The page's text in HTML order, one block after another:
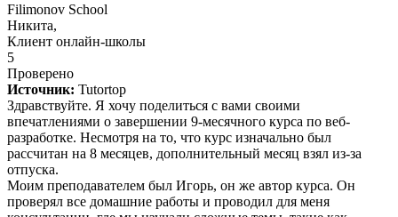
Filimonov School
Никита,
Клиент онлайн-школы
5
Проверено
Источник: Tutortop
Здравствуйте. Я хочу поделиться с вами своими
впечатлениями о завершении 9-месячного курса по веб-
разработке. Несмотря на то, что курс изначально был
рассчитан на 8 месяцев, дополнительный месяц взял из-за
отпуска.
Моим преподавателем был Игорь, он же автор курса. Он
проверял все домашние работы и проводил для меня